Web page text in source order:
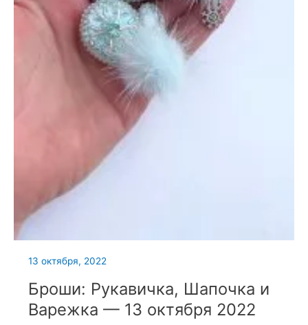
13 октября, 2022
Броши: Рукавичка, Шапочка и
Варежка — 13 октября 2022